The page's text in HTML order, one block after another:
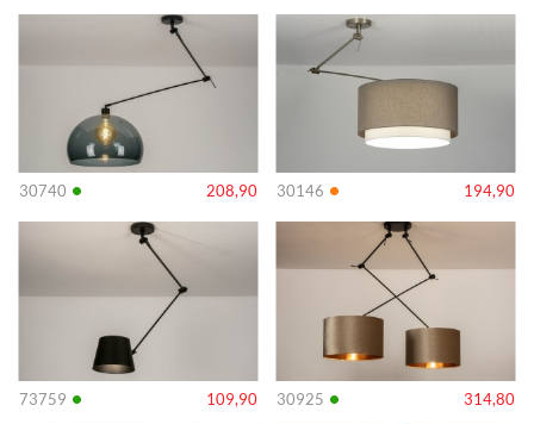
30740 • 208,90
Info
30146 • 194,90
Info
73759 • 109,90
Info
30925 • 314,80
Info